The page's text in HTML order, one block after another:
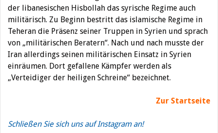
der libanesischen Hisbollah das syrische Regime auch
militärisch. Zu Beginn bestritt das islamische Regime in
Teheran die Präsenz seiner Truppen in Syrien und sprach
von „militärischen Beratern“. Nach und nach musste der
Iran allerdings seinen militärischen Einsatz in Syrien
einräumen. Dort gefallene Kämpfer werden als
„Verteidiger der heiligen Schreine“ bezeichnet.
Zur Startseite
Schließen Sie sich uns auf Instagram an!